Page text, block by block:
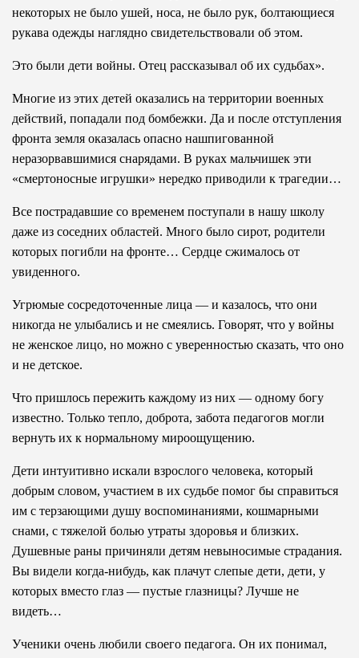
некоторых не было ушей, носа, не было рук, болтающиеся
рукава одежды наглядно свидетельствовали об этом.
Это были дети войны. Отец рассказывал об их судьбах».
Многие из этих детей оказались на территории военных
действий, попадали под бомбежки. Да и после отступления
фронта земля оказалась опасно нашпигованной
неразорвавшимися снарядами. В руках мальчишек эти
«смертоносные игрушки» нередко приводили к трагедии…
Все пострадавшие со временем поступали в нашу школу
даже из соседних областей. Много было сирот, родители
которых погибли на фронте… Сердце сжималось от
увиденного.
Угрюмые сосредоточенные лица — и казалось, что они
никогда не улыбались и не смеялись. Говорят, что у войны
не женское лицо, но можно с уверенностью сказать, что оно
и не детское.
Что пришлось пережить каждому из них — одному богу
известно. Только тепло, доброта, забота педагогов могли
вернуть их к нормальному мироощущению.
Дети интуитивно искали взрослого человека, который
добрым словом, участием в их судьбе помог бы справиться
им с терзающими душу воспоминаниями, кошмарными
снами, с тяжелой болью утраты здоровья и близких.
Душевные раны причиняли детям невыносимые страдания.
Вы видели когда-нибудь, как плачут слепые дети, дети, у
которых вместо глаз — пустые глазницы? Лучше не
видеть…
Ученики очень любили своего педагога. Он их понимал,